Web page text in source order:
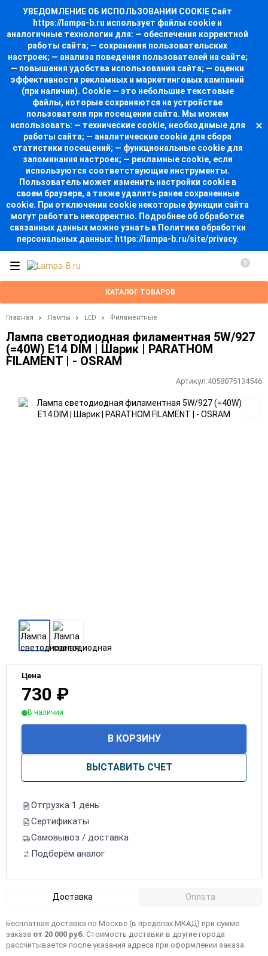
УВЕДОМЛЕНИЕ ОБ ИСПОЛЬЗОВАНИИ COOKIE Сайт
https://lampa-b.ru использует файлы cookie и
аналогичные технологии для: — обеспечения корректной
работы сайта; — сохранения пользовательских
настроек; — анализа поведения пользователей на сайте;
— повышения удобства использования сайта; — оценки
эффективности рекламных и маркетинговых кампаний
(при наличии). Cookie — это небольшие текстовые
файлы, которые сохраняются на устройстве
пользователя при посещении сайта. Мы можем
использовать: — технические cookie, необходимые для
работы сайта; — аналитические cookie для сбора
статистики посещений; — функциональные cookie для
запоминания настроек; — рекламные cookie, если
используются соответствующие инструменты.
Пользователь может изменить настройки cookie в
своем браузере, а также удалить ранее сохраненные
cookie. При отключении cookie некоторые функции сайта
могут работать некорректно. Подробнее об обработке
связанных данных можно узнать в Политике обработки
персональных данных: https://lampa-b.ru/site/privacy.
КАТАЛОГ ТОВАРОВ
0
Главная Лампы LED Филаментные
Лампа светодиодная филаментная 5W/927
(=40W) E14 DIM | Шарик | PARATHOM
FILAMENT | - OSRAM
Артикул:4058075134546
Цена
730 ₽
В наличии
В КОРЗИНУ
ВЫСТАВИТЬ СЧЕТ
Отгрузка 1 день
Сертификаты
Самовывоз / доставка
Подберём аналог
Доставка Оплата
Бесплатная доставка по Москве (в пределах МКАД) при сумме
заказа от 20 000 руб. Стоимость доставки в другие города
рассчитывается после указания адреса при оформлении заказа.